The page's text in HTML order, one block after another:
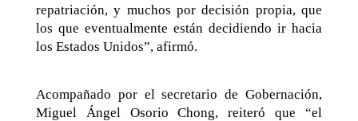
repatriación, y muchos por decisión propia, que
los que eventualmente están decidiendo ir hacia
los Estados Unidos”, afirmó.
Acompañado por el secretario de Gobernación,
Miguel Ángel Osorio Chong, reiteró que “el